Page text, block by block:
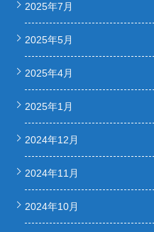
2025年7月
2025年5月
2025年4月
2025年1月
2024年12月
2024年11月
2024年10月